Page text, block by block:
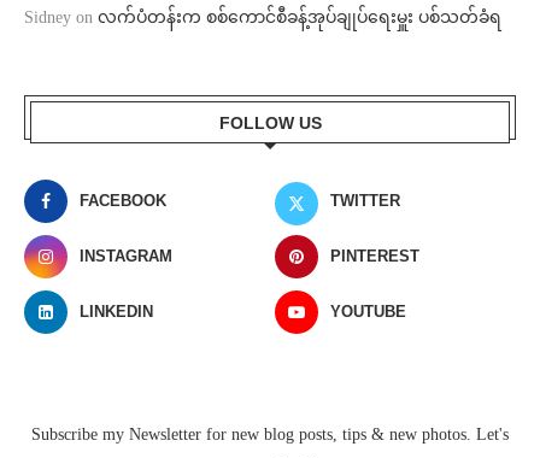
Sidney on လက်ပံတန်းက စစ်ကောင်စီခန့်အုပ်ချုပ်ရေးမှူး ပစ်သတ်ခံရ
FOLLOW US
FACEBOOK TWITTER
INSTAGRAM PINTEREST
LINKEDIN YOUTUBE
Subscribe my Newsletter for new blog posts, tips & new photos. Let's